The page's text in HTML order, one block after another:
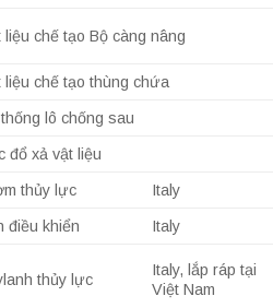
liệu chế tạo Bộ càng nâng
liệu chế tạo thùng chứa
lô chống sau
đổ xả vật liệu
thủy lực Italy
điều khiển Italy
thủy lực
Italy, lắp ráp tại
Việt Nam